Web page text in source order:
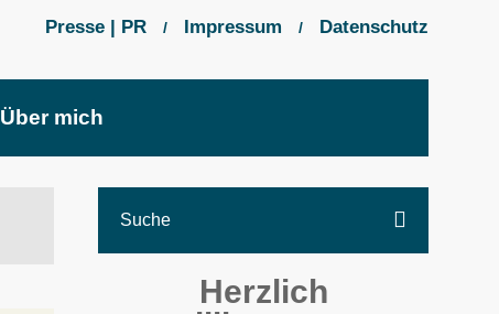
Presse | PR / Impressum / Datenschutz
Über mich
Herzlich